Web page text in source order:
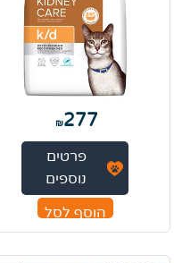
₪277
פרטים
נוספים
הוסף לסל